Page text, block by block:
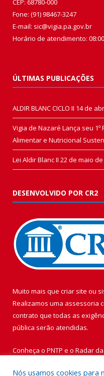
Fone: (91) 98467-3247
E-mail: sic@vigia.pa.gov.br
Horário de atendimento:
ÚLTIMAS PUBLICAÇÕES
ALDIR BLANC CICLO II 14 de
Vigia de Nazaré Lança seu
Alimentar e Nutricional
Lei Aldir Blanc II 22 de maio de
DESENVOLVIDO POR CR2
Muito mais que criar site ou
Realizamos uma assessoria
contrato que todas as
pública serão atendidas.
Conheça o PNTP e o Radar
Nós usamos cookies para